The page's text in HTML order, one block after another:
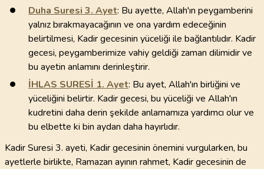
Duha Suresi 3. Ayet: Bu ayette, Allah'ın peygamberini
yalnız bırakmayacağının ve ona yardım edeceğinin
belirtilmesi, Kadir gecesinin yüceliği ile bağlantılıdır. Kadir
gecesi, peygamberimize vahiy geldiği zaman dilimidir ve
bu ayetin anlamını derinleştirir.
İHLAS SURESİ 1. Ayet: Bu ayet, Allah'ın birliğini ve
yüceliğini belirtir. Kadir gecesi, bu yüceliği ve Allah'ın
kudretini daha derin şekilde anlamamıza yardımcı olur ve
bu elbette ki bin aydan daha hayırlıdır.
Kadir Suresi 3. ayeti, Kadir gecesinin önemini vurgularken, bu
ayetlerle birlikte, Ramazan ayının rahmet, Kadir gecesinin de